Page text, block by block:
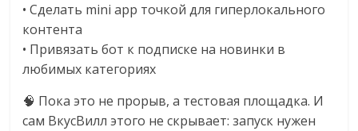
• Сделать mini app точкой для гиперлокального
контента
• Привязать бот к подписке на новинки в
любимых категориях
🧠 Пока это не прорыв, а тестовая площадка. И
сам ВкусВилл этого не скрывает: запуск нужен